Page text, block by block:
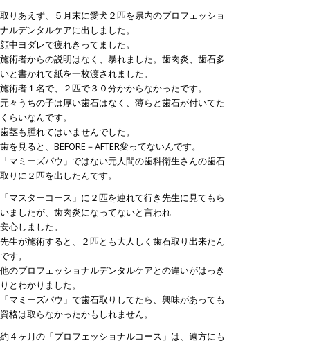
取りあえず、５月末に愛犬２匹を県内のプロフェッショ
ナルデンタルケアに出しました。
顔中ヨダレで疲れきってました。
施術者からの説明はなく、暴れました。歯肉炎、歯石多
いと書かれて紙を一枚渡されました。
施術者１名で、２匹で３０分かからなかったです。
元々うちの子は厚い歯石はなく、薄らと歯石が付いてた
くらいなんです。
歯茎も腫れてはいませんでした。
歯を見ると、BEFORE－AFTER変ってないんです。
「マミーズパウ」ではない元人間の歯科衛生さんの歯石
取りに２匹を出したんです。
「マスターコース」に２匹を連れて行き先生に見てもら
いましたが、歯肉炎になってないと言われ
安心しました。
先生が施術すると、２匹とも大人しく歯石取り出来たん
です。
他のプロフェッショナルデンタルケアとの違いがはっき
りとわかりました。
「マミーズパウ」で歯石取りしてたら、興味があっても
資格は取らなかったかもしれません。
約４ヶ月の「プロフェッショナルコース」は、遠方にも